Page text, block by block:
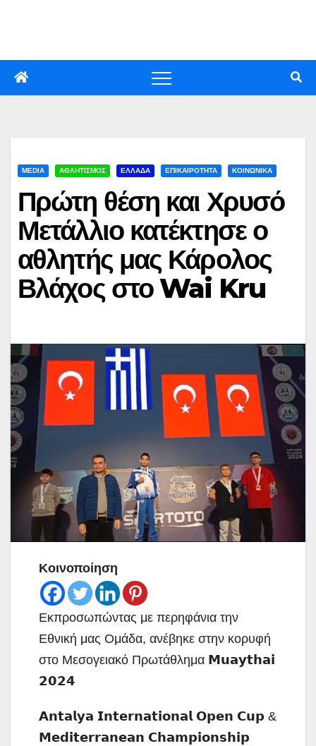
MEDIA ΑΘΛΗΤΙΣΜΟΣ ΕΛΛΑΔΑ ΕΠΙΚΑΙΡΟΤΗΤΑ ΚΟΙΝΩΝΙΚΑ
Πρώτη θέση και Χρυσό
Μετάλλιο κατέκτησε ο
αθλητής μας Κάρολος
Βλάχος στο Wai Kru
Κοινοποίηση
Εκπροσωπώντας με περηφάνια την
Εθνική μας Ομάδα, ανέβηκε στην κορυφή
στο Μεσογειακό Πρωτάθλημα 𝗠𝘂𝗮𝘆𝘁𝗵𝗮𝗶
𝟮𝟬𝟮𝟰
𝗔𝗻𝘁𝗮𝗹𝘆𝗮 𝗜𝗻𝘁𝗲𝗿𝗻𝗮𝘁𝗶𝗼𝗻𝗮𝗹 𝗢𝗽𝗲𝗻 𝗖𝘂𝗽 &
𝗠𝗲𝗱𝗶𝘁𝗲𝗿𝗿𝗮𝗻𝗲𝗮𝗻 𝗖𝗵𝗮𝗺𝗽𝗶𝗼𝗻𝘀𝗵𝗶𝗽